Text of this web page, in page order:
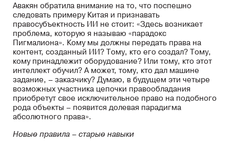
Авакян обратила внимание на то, что поспешно
следовать примеру Китая и признавать
правосубъектность ИИ не стоит: «Здесь возникает
проблема, которую я называю «парадокс
Пигмалиона». Кому мы должны передать права на
контент, созданный ИИ? Тому, кто его создал? Тому,
кому принадлежит оборудование? Или тому, кто этот
интеллект обучил? А может, тому, кто дал машине
задание, – заказчику? Думаю, в будущем эти четыре
возможных участника цепочки правообладания
приобретут свое исключительное право на подобного
рода объекты – появится долевая парадигма
абсолютного права».
Новые правила – старые навыки